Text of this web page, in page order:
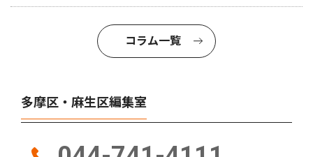
コラム一覧
多摩区・麻生区編集室